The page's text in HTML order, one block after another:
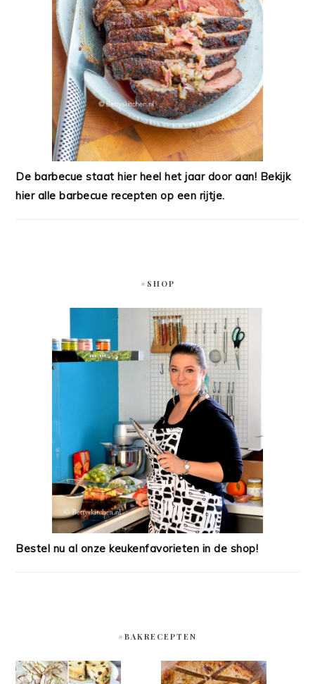
De barbecue staat hier heel het jaar door aan! Bekijk
hier alle barbecue recepten op een rijtje.
#SHOP
Bestel nu al onze keukenfavorieten in de shop!
#BAKRECEPTEN